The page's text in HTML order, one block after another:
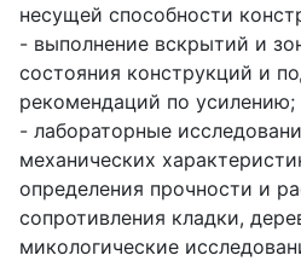
несущей способности
- выполнение вскрытий и
состояния конструкций и
рекомендаций по усилению;
- лабораторные
механических
определения прочности и
сопротивления кладки,
микологические